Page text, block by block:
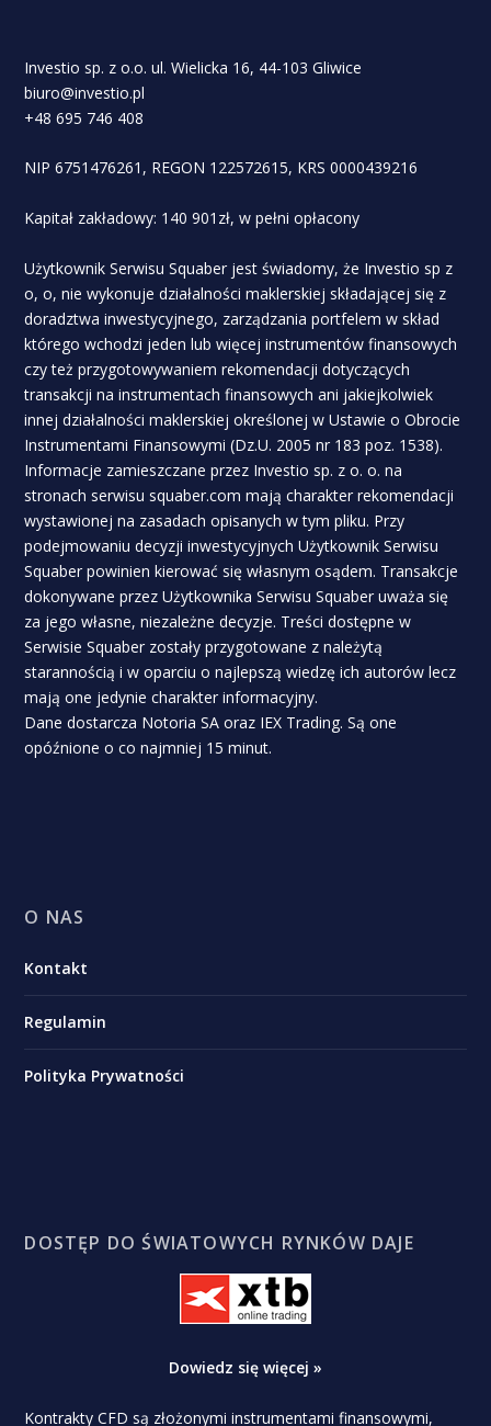
Investio sp. z o.o. ul. Wielicka 16, 44-103 Gliwice
biuro@investio.pl
+48 695 746 408
NIP 6751476261, REGON 122572615, KRS 0000439216
Kapitał zakładowy: 140 901zł, w pełni opłacony
Użytkownik Serwisu Squaber jest świadomy, że Investio sp z
o, o, nie wykonuje działalności maklerskiej składającej się z
doradztwa inwestycyjnego, zarządzania portfelem w skład
którego wchodzi jeden lub więcej instrumentów finansowych
czy też przygotowywaniem rekomendacji dotyczących
transakcji na instrumentach finansowych ani jakiejkolwiek
innej działalności maklerskiej określonej w Ustawie o Obrocie
Instrumentami Finansowymi (Dz.U. 2005 nr 183 poz. 1538).
Informacje zamieszczane przez Investio sp. z o. o. na
stronach serwisu squaber.com mają charakter rekomendacji
wystawionej na zasadach opisanych w tym pliku. Przy
podejmowaniu decyzji inwestycyjnych Użytkownik Serwisu
Squaber powinien kierować się własnym osądem. Transakcje
dokonywane przez Użytkownika Serwisu Squaber uważa się
za jego własne, niezależne decyzje. Treści dostępne w
Serwisie Squaber zostały przygotowane z należytą
starannością i w oparciu o najlepszą wiedzę ich autorów lecz
mają one jedynie charakter informacyjny.
Dane dostarcza Notoria SA oraz IEX Trading. Są one
opóźnione o co najmniej 15 minut.
O NAS
Kontakt
Regulamin
Polityka Prywatności
DOSTĘP DO ŚWIATOWYCH RYNKÓW DAJE
Dowiedz się więcej »
Kontrakty CFD są złożonymi instrumentami finansowymi,